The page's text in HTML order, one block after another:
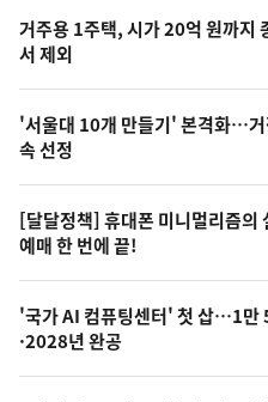
최
신,
오
늘
의
영
상
오
늘
기
뉴
스
거주용 1주택, 시가 20억 원까지
서 제외
'서울대 10개 만들기' 본격화…거
속 선정
[달달정책] 휴대폰 미니멀리즘
예매 한 번에 끝!
'국가 AI 컴퓨팅센터' 첫 삽…1만
·2028년 완공